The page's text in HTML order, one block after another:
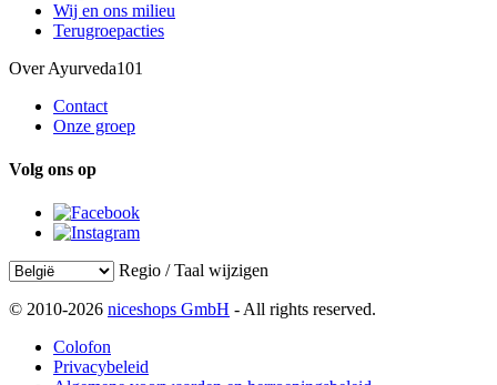
Wij en ons milieu
Terugroepacties
Over Ayurveda101
Contact
Onze groep
Volg ons op
Regio / Taal wijzigen
© 2010-2026 niceshops GmbH - All rights reserved.
Colofon
Privacybeleid